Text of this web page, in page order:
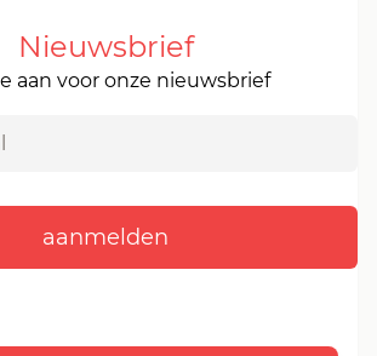
Nieuwsbrief
aan voor onze nieuwsbrief